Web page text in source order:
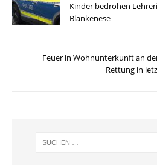
Kinder bedrohen
Blankenese
Feuer in Wohnunterkunft an
Rettung in